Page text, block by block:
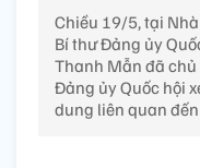
Chiều 19/5, tại
Bí thư Đảng ủy
Thanh Mẫn đã
Đảng ủy Quốc hội
dung liên quan